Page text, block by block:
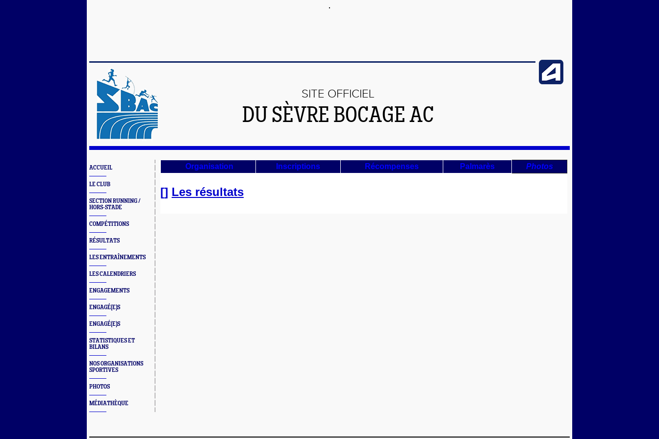
SITE OFFICIEL
DU SÈVRE BOCAGE AC
ACCUEIL
LE CLUB
SECTION RUNNING /
HORS-STADE
COMPÉTITIONS
RÉSULTATS
LES ENTRAÎNEMENTS
LES CALENDRIERS
ENGAGEMENTS
ENGAGÉ(E)S
ENGAGÉ(E)S
STATISTIQUES ET
BILANS
NOS ORGANISATIONS
SPORTIVES
PHOTOS
MÉDIATHÈQUE
Organisation Inscriptions Récompenses Palmarès Photos
[] Les résultats